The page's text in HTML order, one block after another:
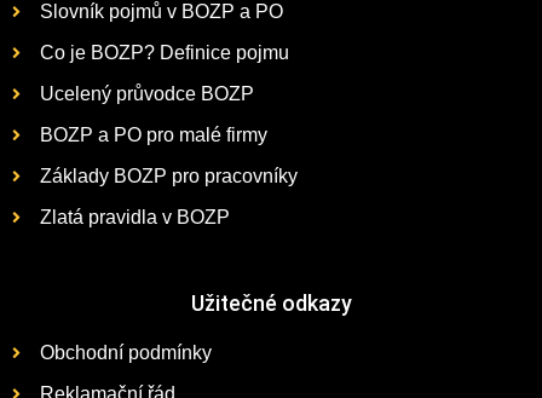
Slovník pojmů v BOZP a PO
Co je BOZP? Definice pojmu
Ucelený průvodce BOZP
BOZP a PO pro malé firmy
Základy BOZP pro pracovníky
Zlatá pravidla v BOZP
Užitečné odkazy
Obchodní podmínky